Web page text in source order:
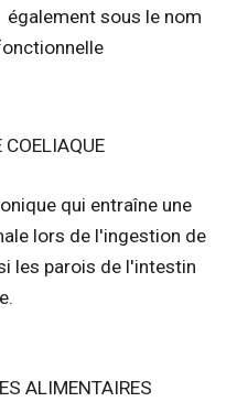
sous le nom
qui entraîne une
lors de l'ingestion de
les parois de l'intestin
ALIMENTAIRES